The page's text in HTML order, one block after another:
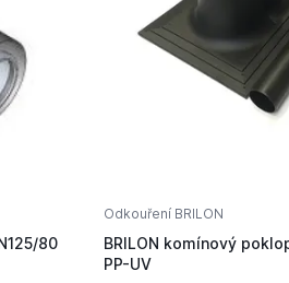
80
Odkouření BRILON
BRILON komínový
PP-UV